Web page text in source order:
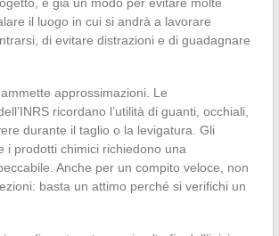
il luogo in cui si andrà a lavorare
di evitare distrazioni e di guadagnare
approssimazioni. Le
ricordano l’utilità di guanti, occhiali,
durante il taglio o la levigatura. Gli
i prodotti chimici richiedono una
Anche per un compito veloce, non
basta un attimo perché si verifichi un